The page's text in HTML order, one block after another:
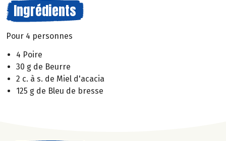
Ingrédients
Pour 4 personnes
4 Poire
30 g de Beurre
2 c. à s. de Miel d'acacia
125 g de Bleu de bresse